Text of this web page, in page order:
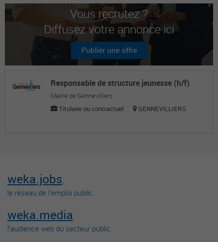
Vous recrutez ?
Diffusez votre annonce ici
Publier une offre
Responsable de structure jeunesse (h/f)
Mairie de Gennevilliers
Titulaire ou contractuel
GENNEVILLIERS
weka.jobs,
le réseau de l’emploi public.
weka.media,
l’audience web du secteur public.